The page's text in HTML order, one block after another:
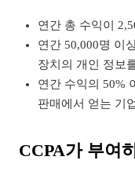
연간 총 수익이
연간 50,000명 이
장치의 개인 정보
연간 수익의 50%
판매에서 얻는 기
CCPA가 부여